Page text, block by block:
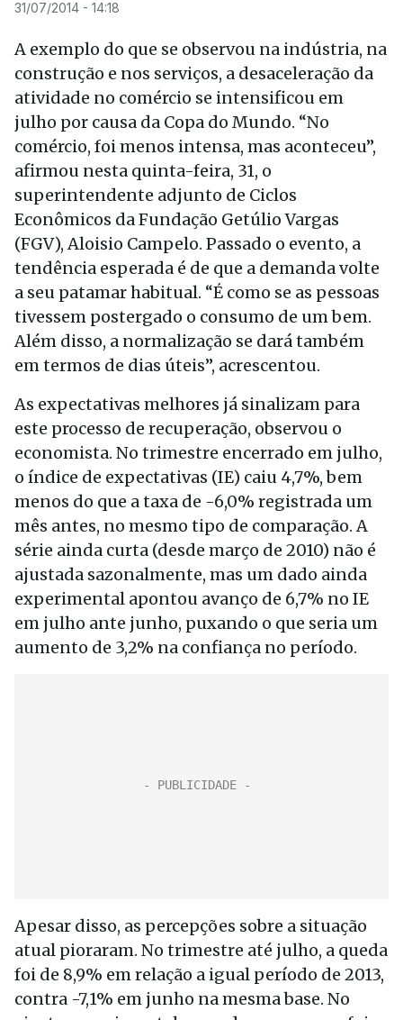
31/07/2014 - 14:18
A exemplo do que se observou na indústria, na
construção e nos serviços, a desaceleração da
atividade no comércio se intensificou em
julho por causa da Copa do Mundo. “No
comércio, foi menos intensa, mas aconteceu”,
afirmou nesta quinta-feira, 31, o
superintendente adjunto de Ciclos
Econômicos da Fundação Getúlio Vargas
(FGV), Aloisio Campelo. Passado o evento, a
tendência esperada é de que a demanda volte
a seu patamar habitual. “É como se as pessoas
tivessem postergado o consumo de um bem.
Além disso, a normalização se dará também
em termos de dias úteis”, acrescentou.
As expectativas melhores já sinalizam para
este processo de recuperação, observou o
economista. No trimestre encerrado em julho,
o índice de expectativas (IE) caiu 4,7%, bem
menos do que a taxa de -6,0% registrada um
mês antes, no mesmo tipo de comparação. A
série ainda curta (desde março de 2010) não é
ajustada sazonalmente, mas um dado ainda
experimental apontou avanço de 6,7% no IE
em julho ante junho, puxando o que seria um
aumento de 3,2% na confiança no período.
Apesar disso, as percepções sobre a situação
atual pioraram. No trimestre até julho, a queda
foi de 8,9% em relação a igual período de 2013,
contra -7,1% em junho na mesma base. No